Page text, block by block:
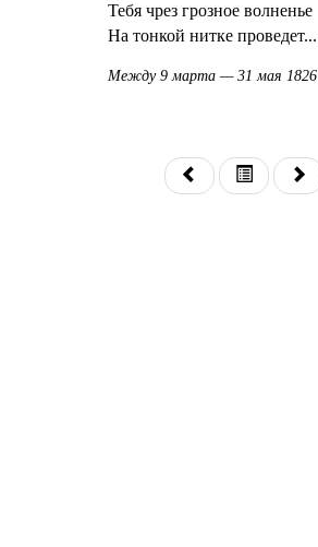
Тебя чрез грозное волненье
На тонкой нитке проведет...
Между 9 марта — 31 мая 1826